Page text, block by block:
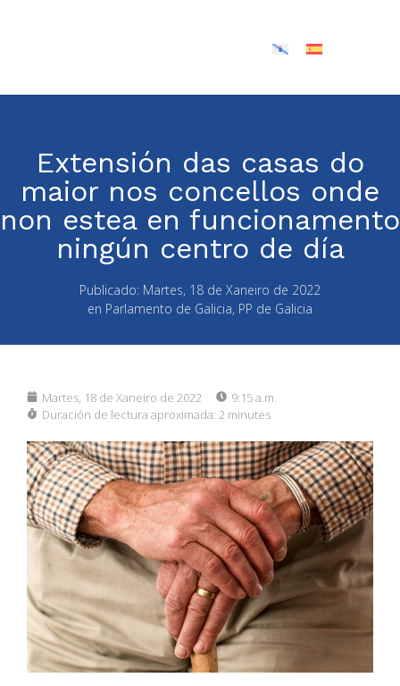
Extensión das casas do
maior nos concellos onde
non estea en funcionamento
ningún centro de día
Publicado: Martes, 18 de Xaneiro de 2022
en Parlamento de Galicia, PP de Galicia
Martes, 18 de Xaneiro de 2022
9:15 a.m.
Duración de lectura aproximada: 2 minutes